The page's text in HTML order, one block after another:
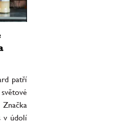
patří
v údolí